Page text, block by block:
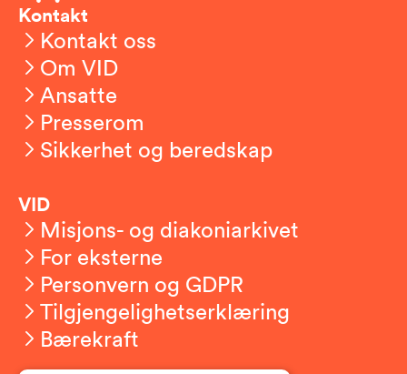
Kontakt
Kontakt oss
Om VID
Ansatte
Presserom
Sikkerhet og beredskap
VID
Misjons- og diakoniarkivet
For eksterne
Personvern og GDPR
Tilgjengelighetserklæring
Bærekraft